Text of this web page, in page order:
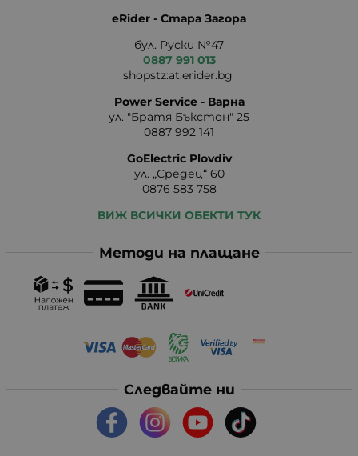
eRider - Стара Загора
бул. Руски №47
0887 991 013
shopstz:at:erider.bg
Power Service - Варна
ул. "Братя Бъкстон" 25
0887 992 141
GoElectric Plovdiv
ул. „Средец“ 60
0876 583 758
ВИЖ ВСИЧКИ ОБЕКТИ ТУК
Методи на плащане
Следвайте ни